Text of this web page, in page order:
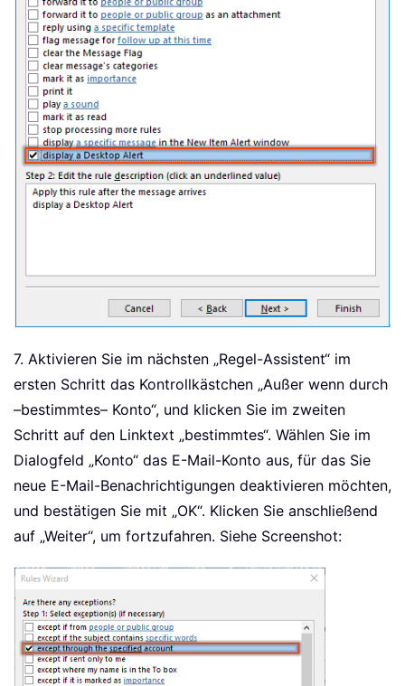
7. Aktivieren Sie im nächsten „Regel-Assistent“ im
ersten Schritt das Kontrollkästchen „Außer wenn durch
–bestimmtes– Konto“, und klicken Sie im zweiten
Schritt auf den Linktext „bestimmtes“. Wählen Sie im
Dialogfeld „Konto“ das E-Mail-Konto aus, für das Sie
neue E-Mail-Benachrichtigungen deaktivieren möchten,
und bestätigen Sie mit „OK“. Klicken Sie anschließend
auf „Weiter“, um fortzufahren. Siehe Screenshot: